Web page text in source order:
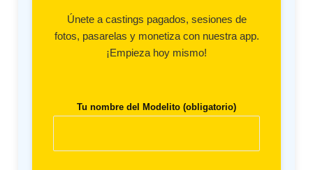
Únete a castings pagados, sesiones de
fotos, pasarelas y monetiza con nuestra app.
¡Empieza hoy mismo!
Tu nombre del Modelito (obligatorio)